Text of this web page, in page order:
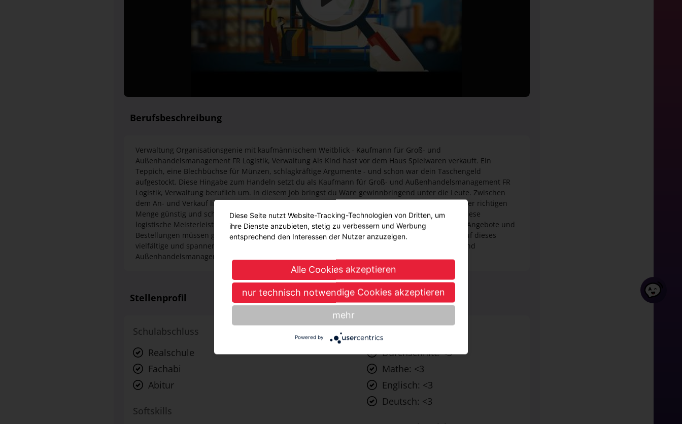
Berufsbeschreibung
Verwaltung Organisationsgenie mit kaufmännischem Weitblick - Kaufmann für Groß- und
Außenhandelsmanagement FR Logistik, Verwaltung Als Kind hast vor dem Haus Spielwaren verkauft. Ein
Teppich, eine Blechbüchse für Münzen, schlagkräftige Argumente - und schon war dein Taschengeld
aufgestockt. Diese Hingabe zum Handeln setzt du als Kaufmann für Groß- und Außenhandelsmanagement FR
Logistik, Verwaltung beruflich um. In diesem Job bringst du Ware gewinnbringend unter die Leute. Zwischen
dem An- und Verkauf liegt jedoch ein langer Weg. Deine Mission ist es, die benötigten Artikel in der richtigen
Menge günstig und schnell heranzuschaffen, um sie dann zügig weiterzuverkaufen. Damit sich diese
logistische Meisterleistung am Ende auszahlt, braucht es auch eine gut organisierte Verwaltung. Angebote und
Bestellungen müssen geschrieben, Preise kalkuliert, Rechnungen gestellt und bezahlt werden. Auf dieses
vielfältige und spannende Tätigkeitsfeld bereitet dich die Ausbildung zum Kaufmann für Groß- und
Außenhandelsmanagement FR Logistik, Verwaltung perfekt vor.
Stellenprofil
Schulabschluss
Realschule
Fachabi
Abitur
Softskills
Durchschnitt: <3
Mathe: <3
Englisch: <3
Deutsch: <3
Diese Seite nutzt Website-Tracking-Technologien von Dritten, um
ihre Dienste anzubieten, stetig zu verbessern und Werbung
entsprechend den Interessen der Nutzer anzuzeigen.
Alle Cookies akzeptieren
nur technisch notwendige Cookies akzeptieren
mehr
Powered by